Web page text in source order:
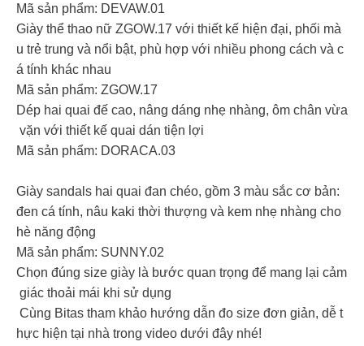
Mã sản phẩm: DEVAW.01
Giày thể thao nữ ZGOW.17 với thiết kế hiện đại, phối mà
u trẻ trung và nổi bật, phù hợp với nhiều phong cách và c
á tính khác nhau
Mã sản phẩm: ZGOW.17
Dép hai quai đế cao, nâng dáng nhẹ nhàng, ôm chân vừa
vặn với thiết kế quai dán tiện lợi
Mã sản phẩm: DORACA.03
Giày sandals hai quai đan chéo, gồm 3 màu sắc cơ bản:
đen cá tính, nâu kaki thời thượng và kem nhẹ nhàng cho
hè năng động
Mã sản phẩm: SUNNY.02
Chọn đúng size giày là bước quan trọng để mang lại cảm
giác thoải mái khi sử dụng
Cùng Bitas tham khảo hướng dẫn đo size đơn giản, dễ t
hực hiện tại nhà trong video dưới đây nhé!